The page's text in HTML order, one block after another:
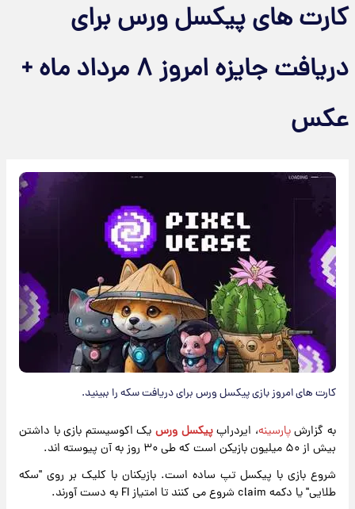
کارت های پیکسل ورس برای
دریافت جایزه امروز ۸ مرداد ماه +
عکس
کارت های امروز بازی پیکسل ورس برای دریافت سکه را ببینید.
به گزارشپارسینه، ایردراپپیکسل ورس یک اکوسیستم بازی با داشتن
بیش از ۵۰ میلیون بازیکن است که طی ۳۰ روز به آن پیوسته اند.
شروع بازی با پیکسل تپ ساده است. بازیکنان با کلیک بر روی "سکه
طلایی" یا دکمه claim شروع می کنند تا امتیاز FI به دست آورند.